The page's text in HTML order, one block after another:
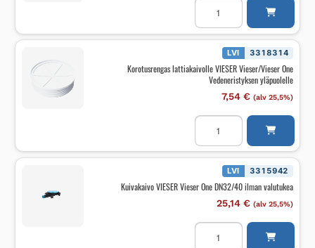
VIESER
Vieser/Vieser
One
25-
88mm
korotuksiin
määrä
LVI 3318314
Korotusrengas lattiakaivolle VIESER Vieser/Vieser One
Vedeneristyksen yläpuolelle
7,54 € (alv 25,5%)
Korotusrengas
lattiakaivolle
Vieser/Vieser
One
Vedeneristyksen
yläpuolelle
määrä
LVI 3315942
Kuivakaivo VIESER Vieser One DN32/40 ilman valutukea
25,14 € (alv 25,5%)
Kuivakaivo
VIESER